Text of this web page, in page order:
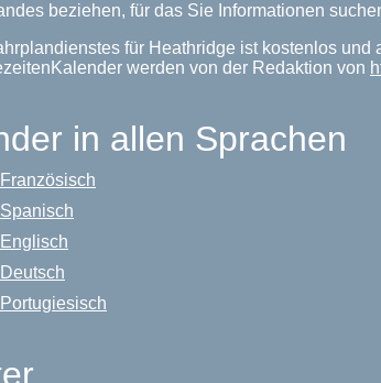
beziehen, für das Sie Informationen
für Heathridge ist kostenlos
werden von der Redaktion von
in allen Sprachen